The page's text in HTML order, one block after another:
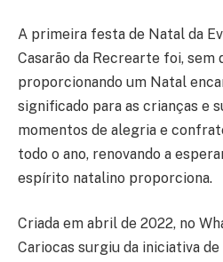
A primeira festa de Natal da
Casarão da Recrearte foi, sem
proporcionando um Natal
significado para as crianças e
momentos de alegria e
todo o ano, renovando a
espírito natalino proporciona.
Criada em abril de 2022, no
Cariocas surgiu da iniciativa